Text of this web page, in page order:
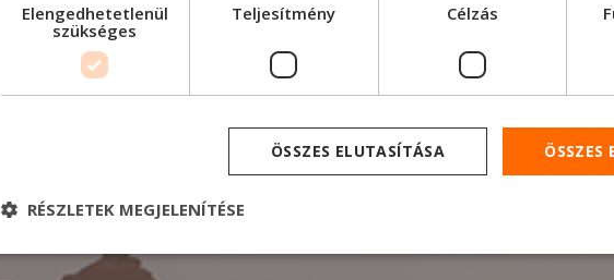
Építőipari
Elengedhetetlenül
szükséges
Teljesítmény Célzás
ÖSSZES
ÖSSZES ELUTASÍTÁSA
RÉSZLETEK MEGJELENÍTÉSE